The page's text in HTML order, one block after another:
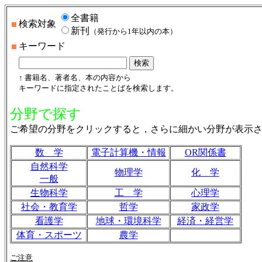
検索対象
全書籍
新刊
（発行から1年以内の本）
キーワード
↑ 書籍名、著者名、本の内容から
キーワードに指定されたことばを検索します。
分野で探す
ご希望の分野をクリックすると，さらに細かい分野が表示さ
数 学 電子計算機・情報
OR関係書
自然科学
一般
物理学 化 学
生物科学 工 学
心理学
社会・教育学
哲学
家政学
看護学
地球・環境科学
経済・経営学
体育・スポーツ
農学
ご注意